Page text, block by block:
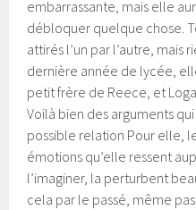
embarrassante, mais elle
débloquer quelque chose.
attirés l’un par l’autre, mais
dernière année de lycée,
petit frère de Reece, et
Voilà bien des arguments
possible relation Pour elle,
émotions qu’elle ressent
l’imaginer, la perturbent
cela par le passé, même